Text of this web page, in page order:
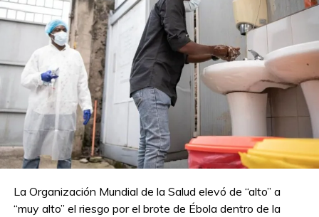
La Organización Mundial de la Salud elevó de “alto” a
“muy alto” el riesgo por el brote de Ébola dentro de la